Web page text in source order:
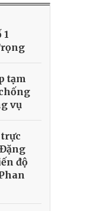
1
tạm
vụ
độ